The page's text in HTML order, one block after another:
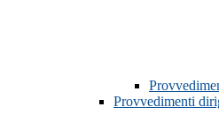
Provvedimenti